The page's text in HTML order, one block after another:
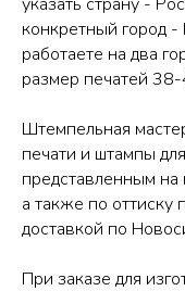
конкретный город
работаете на два
размер печатей
Штемпельная
печати и штампы
представленным на
а также по оттиску
доставкой по
При заказе для